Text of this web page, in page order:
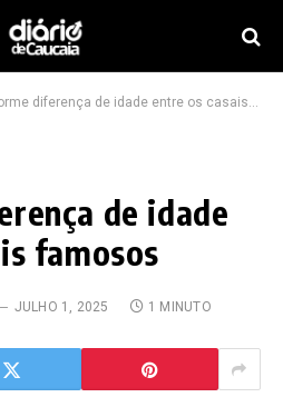
diferença de idade entre os casais famosos
de idade
famosos
JULHO 1, 2025 1 MINUTO